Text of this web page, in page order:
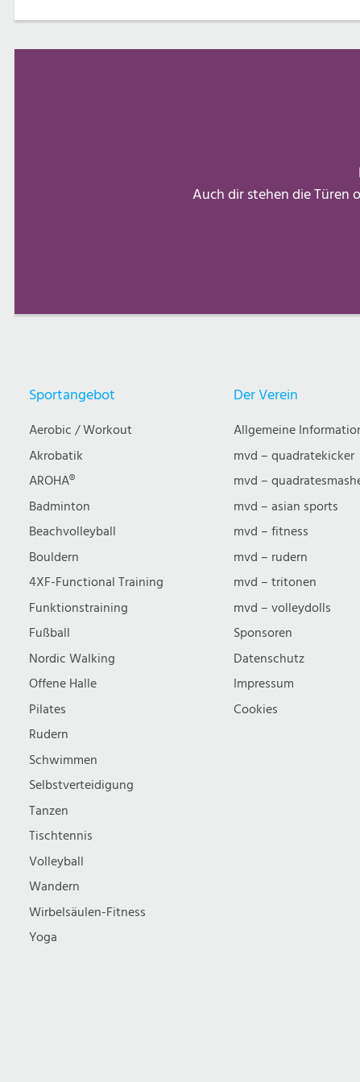
Auch dir stehen die Türen
Sportangebot
Aerobic / Workout
Akrobatik
AROHA®
Badminton
Beachvolleyball
Bouldern
4XF-Functional Training
Funktionstraining
Fußball
Nordic Walking
Offene Halle
Pilates
Rudern
Schwimmen
Selbstverteidigung
Tanzen
Tischtennis
Volleyball
Wandern
Wirbelsäulen-Fitness
Yoga
Der Verein
Allgemeine
mvd – quadratekicker
mvd –
mvd – asian sports
mvd – fitness
mvd – rudern
mvd – tritonen
mvd – volleydolls
Sponsoren
Datenschutz
Impressum
Cookies